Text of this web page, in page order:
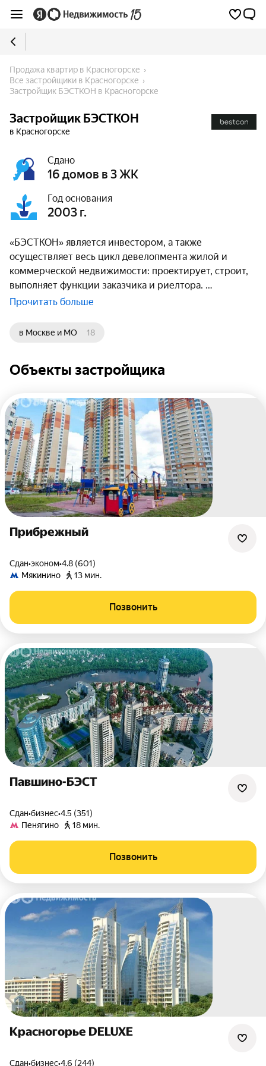
Продажа квартир в Красногорске
Все застройщики в Красногорске
Застройщик БЭСТКОН в Красногорске
Застройщик БЭСТКОН
в Красногорске
Сдано
16 домов в 3 ЖК
Год основания
2003 г.
«БЭСТКОН» является инвестором, а также
осуществляет весь цикл девелопмента жилой и
коммерческой недвижимости: проектирует, строит,
выполняет функции заказчика и риелтора.
Прочитать больше
в Москве и МО 18
Объекты застройщика
Прибрежный
Сдан•эконом•4.8 (601)
Мякинино
13 мин.
Позвонить
Павшино-БЭСТ
Сдан•бизнес•4.5 (351)
Пенягино
18 мин.
Позвонить
Красногорье DELUXE
Сдан•бизнес•4.6 (244)